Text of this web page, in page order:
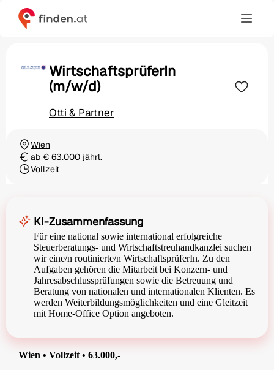
WirtschaftsprüferIn
(m/w/d)
Otti & Partner
Ortschaft
Wien
Gehaltab € 63.000 jährl.
Beschäftigungsart
Vollzeit
KI-Zusammenfassung
Für eine national sowie international erfolgreiche
Steuerberatungs- und Wirtschaftstreuhandkanzlei suchen
wir eine/n routinierte/n WirtschaftsprüferIn. Zu den
Aufgaben gehören die Mitarbeit bei Konzern- und
Jahresabschlussprüfungen sowie die Betreuung und
Beratung von nationalen und internationalen Klienten. Es
werden Weiterbildungsmöglichkeiten und eine Gleitzeit
mit Home-Office Option angeboten.
Wien • Vollzeit • 63.000,-